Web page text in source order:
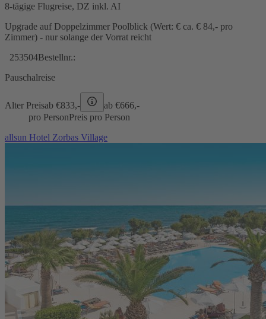
8-tägige Flugreise, DZ inkl. AI
Upgrade auf Doppelzimmer Poolblick (Wert: € ca. € 84,- pro
Zimmer) - nur solange der Vorrat reicht
253504Bestellnr.:
Pauschalreise
Alter Preisab €833,- ab €666,-
pro PersonPreis pro Person
allsun Hotel Zorbas Village